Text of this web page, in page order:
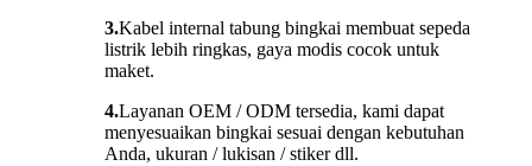
3.Kabel internal tabung bingkai membuat sepeda
listrik lebih ringkas, gaya modis cocok untuk
maket.
4.Layanan OEM / ODM tersedia, kami dapat
menyesuaikan bingkai sesuai dengan kebutuhan
Anda, ukuran / lukisan / stiker dll.